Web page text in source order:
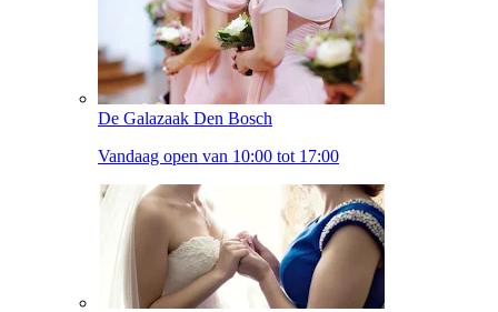
De Galazaak Den Bosch
Vandaag open van 10:00 tot 17:00